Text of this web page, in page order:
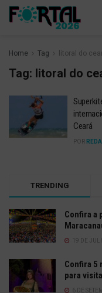
Home Tag litoral do
Tag: litoral do
Ceará
POR
TRENDING
Confira a
19 DE
Confira 5
para
6 DE